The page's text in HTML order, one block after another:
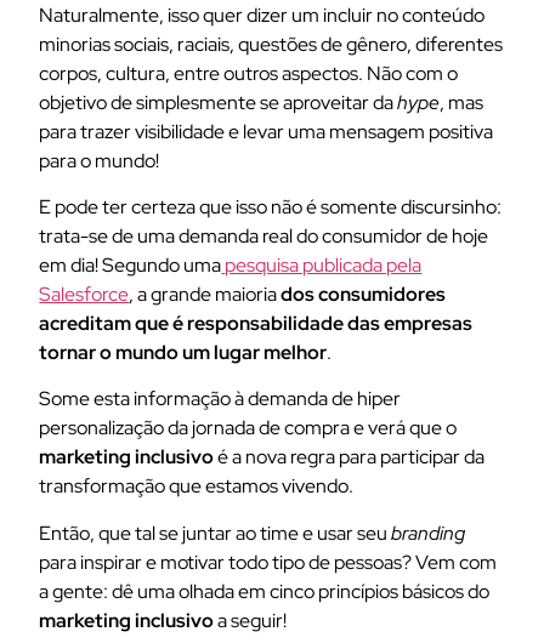
Naturalmente, isso quer dizer um incluir no conteúdo
minorias sociais, raciais, questões de gênero, diferentes
corpos, cultura, entre outros aspectos. Não com o
objetivo de simplesmente se aproveitar dahype, mas
para trazer visibilidade e levar uma mensagem positiva
para o mundo!
E pode ter certeza que isso não é somente discursinho:
trata-se de uma demanda real do consumidor de hoje
em dia! Segundo umapesquisa publicada pela
Salesforce, a grande maioriados consumidores
acreditam que é responsabilidade das empresas
tornar o mundo um lugar melhor.
Some esta informação à demanda de hiper
personalização da jornada de compra e verá que o
marketing inclusivoé a nova regra para participar da
transformação que estamos vivendo.
Então, que tal se juntar ao time e usar seubranding
para inspirar e motivar todo tipo de pessoas? Vem com
a gente: dê uma olhada em cinco princípios básicos do
marketing inclusivoa seguir!